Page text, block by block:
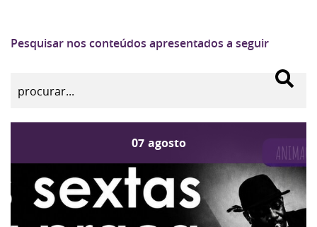
Pesquisar nos conteúdos apresentados a seguir
07 agosto